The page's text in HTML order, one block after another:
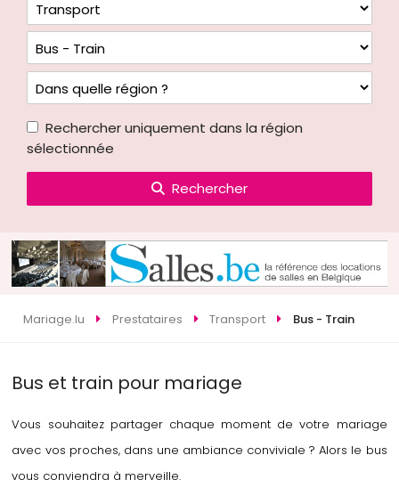
Rechercher uniquement dans la région
sélectionnée
Rechercher
Mariage.lu Prestataires Transport Bus - Train
Bus et train pour mariage
Vous souhaitez partager chaque moment de votre mariage
avec vos proches, dans une ambiance conviviale ? Alors le bus
vous conviendra à merveille.